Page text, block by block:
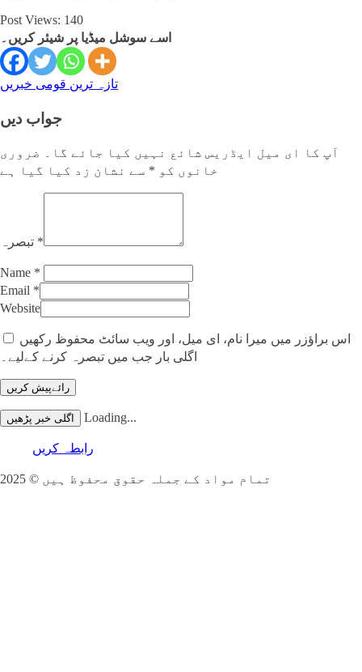
Post Views: 140
اسے سوشل میڈیا پر شیئر کریں۔
تازہ ترین قومی خبریں
جواب دیں
آپ کا ای میل ایڈریس شائع نہیں کیا جائے گا۔
ضروری
خانوں کو * سے نشان زد کیا گیا ہے
تبصرہ *
Name *
Email *
Website
اس براؤزر میں میرا نام، ای میل، اور ویب سائٹ محفوظ رکھیں
اگلی بار جب میں تبصرہ کرنے کےلیے۔
اگلی خبر پڑھیں Loading...
رابطہ کریں
تمام مواد کے جملہ حقوق محفوظ ہیں © 2025